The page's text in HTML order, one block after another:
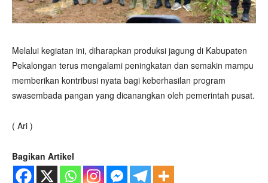
Melalui kegiatan ini, diharapkan produksi jagung di Kabupaten
Pekalongan terus mengalami peningkatan dan semakin mampu
memberikan kontribusi nyata bagi keberhasilan program
swasembada pangan yang dicanangkan oleh pemerintah pusat.
( Ari )
Bagikan Artikel